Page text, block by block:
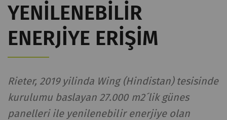
YENILENEBILIR
ENERJIYE ERIŞIM
Rieter, 2019 yilinda Wing (Hindistan) tesisinde
kurulumu baslayan 27.000 m2´lik günes
panelleri ile yenilenebilir enerjiye olan